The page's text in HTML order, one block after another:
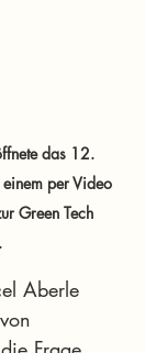
das 12.
per Video
Green Tech
Aberle